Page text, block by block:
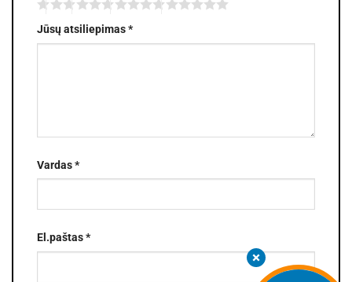
Jūsų atsiliepimas*
Vardas*
El.paštas*